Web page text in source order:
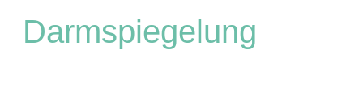
Darmspiegelung